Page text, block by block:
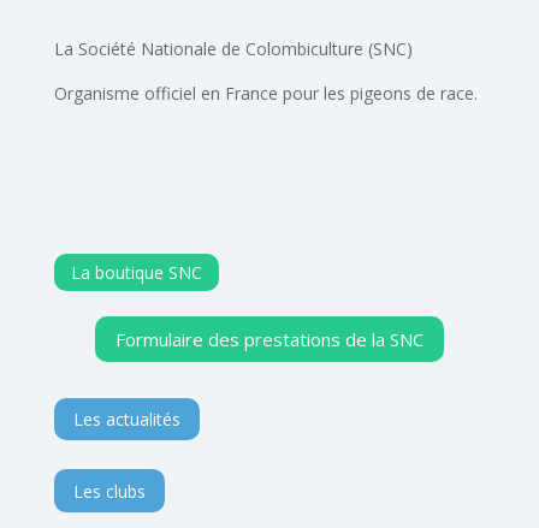
La Société Nationale de Colombiculture (SNC)
Organisme officiel en France pour les pigeons de race.
La boutique SNC
Formulaire des prestations de la SNC
Les actualités
Les clubs